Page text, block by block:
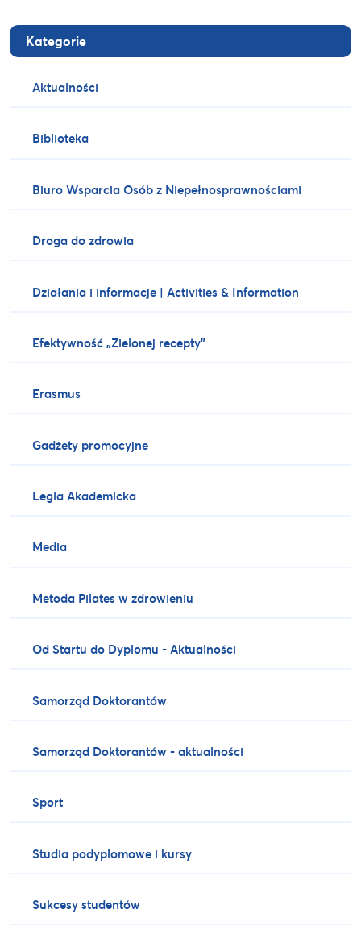
Kategorie
Aktualności
Biblioteka
Biuro Wsparcia Osób z Niepełnosprawnościami
Droga do zdrowia
Działania i informacje | Activities & Information
Efektywność „Zielonej recepty”
Erasmus
Gadżety promocyjne
Legia Akademicka
Media
Metoda Pilates w zdrowieniu
Od Startu do Dyplomu - Aktualności
Samorząd Doktorantów
Samorząd Doktorantów - aktualności
Sport
Studia podyplomowe i kursy
Sukcesy studentów